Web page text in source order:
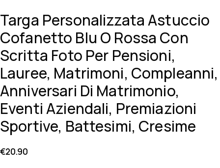
Targa Personalizzata Astuccio
Cofanetto Blu O Rossa Con
Scritta Foto Per Pensioni,
Lauree, Matrimoni, Compleanni,
Anniversari Di Matrimonio,
Eventi Aziendali, Premiazioni
Sportive, Battesimi, Cresime
€20.90